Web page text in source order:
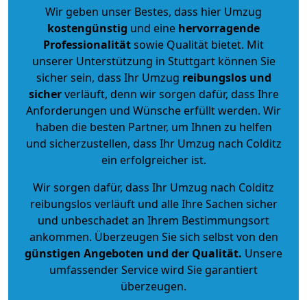
Wir geben unser Bestes, dass hier Umzug
kostengünstig und eine hervorragende
Professionalitätsowie Qualität bietet. Mit
unserer Unterstützung in Stuttgart können Sie
sicher sein, dass Ihr Umzug reibungslos und
sicherverläuft, denn wir sorgen dafür, dass Ihre
Anforderungen und Wünsche erfüllt werden. Wir
haben die besten Partner, um Ihnen zu helfen
und sicherzustellen, dass Ihr Umzug nach Colditz
ein erfolgreicher ist.
Wir sorgen dafür, dass Ihr Umzug nach Colditz
reibungslos verläuft und alle Ihre Sachen sicher
und unbeschadet an Ihrem Bestimmungsort
ankommen. Überzeugen Sie sich selbst von den
günstigen Angeboten und der Qualität. Unsere
umfassender Service wird Sie garantiert
überzeugen.